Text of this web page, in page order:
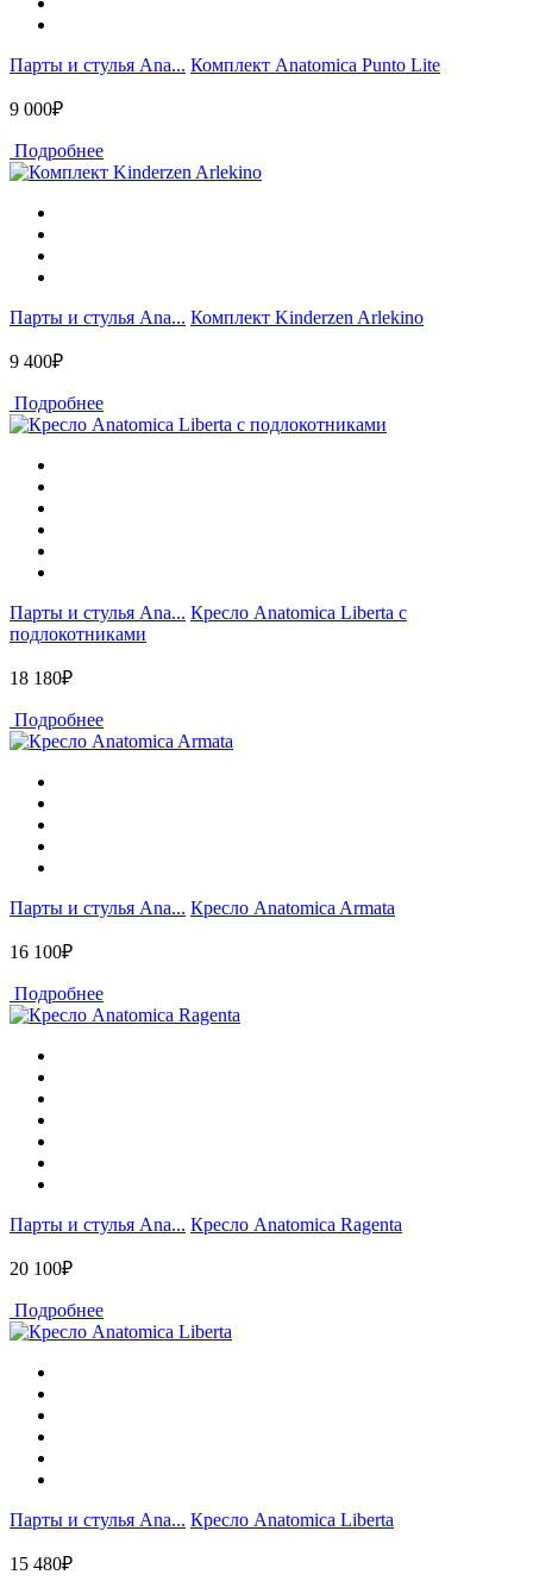
Парты и стулья Ana... Комплект Anatomica Punto Lite
9 000₽
Подробнее
Парты и стулья Ana... Комплект Kinderzen Arlekino
9 400₽
Подробнее
Парты и стулья Ana... Кресло Anatomica Liberta с
подлокотниками
18 180₽
Подробнее
Парты и стулья Ana... Кресло Anatomica Armata
16 100₽
Подробнее
Парты и стулья Ana... Кресло Anatomica Ragenta
20 100₽
Подробнее
Парты и стулья Ana... Кресло Anatomica Liberta
15 480₽